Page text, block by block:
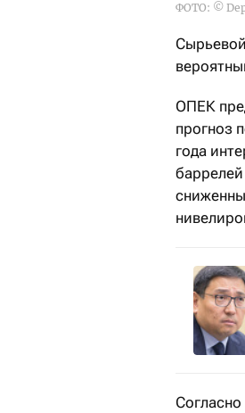
ФОТО: ©
ОПЕК
прогноз
года